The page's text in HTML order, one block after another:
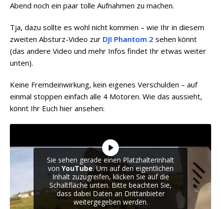
Abend noch ein paar tolle Aufnahmen zu machen.
Tja, dazu sollte es wohl nicht kommen – wie Ihr in diesem
zweiten Absturz-Video zur DJI Phantom 2 sehen könnt
(das andere Video und mehr Infos findet Ihr etwas weiter
unten).
Keine Fremdeinwirkung, kein eigenes Verschulden – auf
einmal stoppen einfach alle 4 Motoren. Wie das aussieht,
könnt Ihr Euch hier ansehen:
Sie sehen gerade einen Platzhalterinhalt
von YouTube. Um auf den eigentlichen
Inhalt zuzugreifen, klicken Sie auf die
Schaltfläche unten. Bitte beachten Sie,
dass dabei Daten an Drittanbieter
weitergegeben werden.